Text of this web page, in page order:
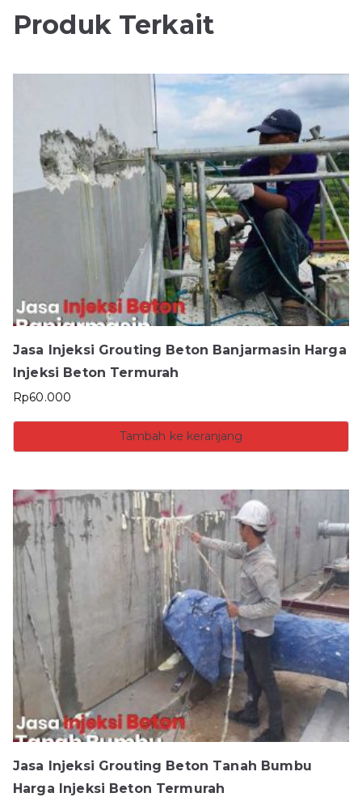
Produk Terkait
Jasa Injeksi Grouting Beton Banjarmasin Harga
Injeksi Beton Termurah
Rp60.000
Tambah ke keranjang
Jasa Injeksi Grouting Beton Tanah Bumbu
Harga Injeksi Beton Termurah